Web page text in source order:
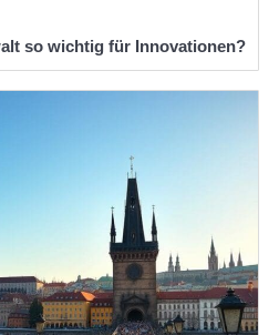
so wichtig für Innovationen?